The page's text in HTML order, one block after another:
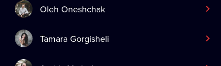
Oleh Oneshchak
Tamara Gorgisheli